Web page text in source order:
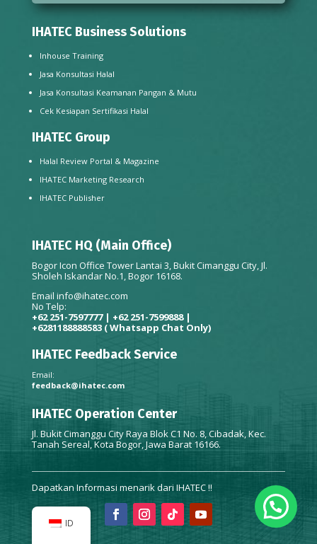
IHATEC Business Solutions
Inhouse Training
Jasa Konsultasi Halal
Jasa Konsultasi Keamanan Pangan & Mutu
Cek Kesiapan Sertifikasi Halal
IHATEC Group
Halal Review Portal & Magazine
IHATEC Marketing Research
IHATEC Publisher
IHATEC HQ (Main Office)
Bogor Icon Office Tower Lantai 3, Bukit Cimanggu City, Jl.
Sholeh Iskandar No.1, Bogor 16168.
Email info@ihatec.com
No Telp:
+62 251-7597777 | +62 251-7599888 |
+6281188888583 ( Whatsapp Chat Only)
IHATEC Feedback Service
Email:
feedback@ihatec.com
IHATEC Operation Center
Jl. Bukit Cimanggu City Raya Blok C1 No. 8, Cibadak, Kec.
Tanah Sereal, Kota Bogor, Jawa Barat 16166.
Dapatkan Informasi menarik dari IHATEC !!
ID